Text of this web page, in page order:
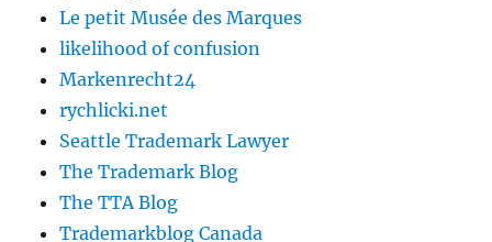
Le petit Musée des Marques
likelihood of confusion
Markenrecht24
rychlicki.net
Seattle Trademark Lawyer
The Trademark Blog
The TTA Blog
Trademarkblog Canada